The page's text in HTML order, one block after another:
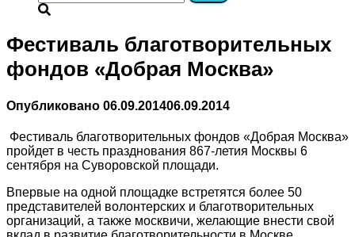
Фестиваль благотворительных
фондов «Добрая Москва»
Опубликовано 06.09.201406.09.2014
Фестиваль благотворительных фондов «Добрая Москва»
пройдет в честь празднования 867-летия Москвы 6
сентября на Суворовской площади.
Впервые на одной площадке встретятся более 50
представителей волонтерских и благотворительных
организаций, а также москвичи, желающие внести свой